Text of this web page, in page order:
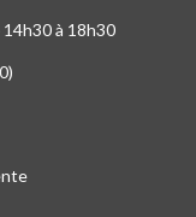
14h30 à 18h30